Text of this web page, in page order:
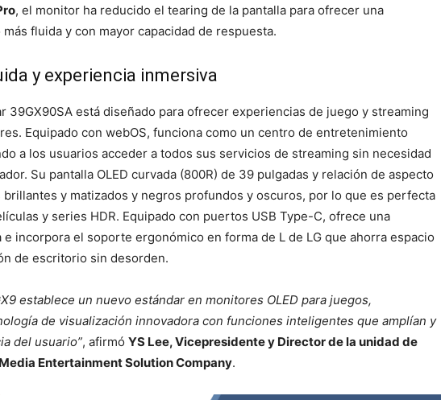
, el monitor ha reducido el tearing de la pantalla para ofrecer una
fluida y con mayor capacidad de respuesta.
y experiencia inmersiva
39GX90SA está diseñado para ofrecer experiencias de juego y streaming
Equipado con webOS, funciona como un centro de entretenimiento
a los usuarios acceder a todos sus servicios de streaming sin necesidad
Su pantalla OLED curvada (800R) de 39 pulgadas y relación de aspecto
brillantes y matizados y negros profundos y oscuros, por lo que es perfecta
y series HDR. Equipado con puertos USB Type-C, ofrece una
incorpora el soporte ergonómico en forma de L de LG que ahorra espacio
de escritorio sin desorden.
establece un nuevo estándar en monitores OLED para juegos,
de visualización innovadora con funciones inteligentes que amplían y
del usuario”, afirmó YS Lee, Vicepresidente y Director de la unidad de
Entertainment Solution Company.